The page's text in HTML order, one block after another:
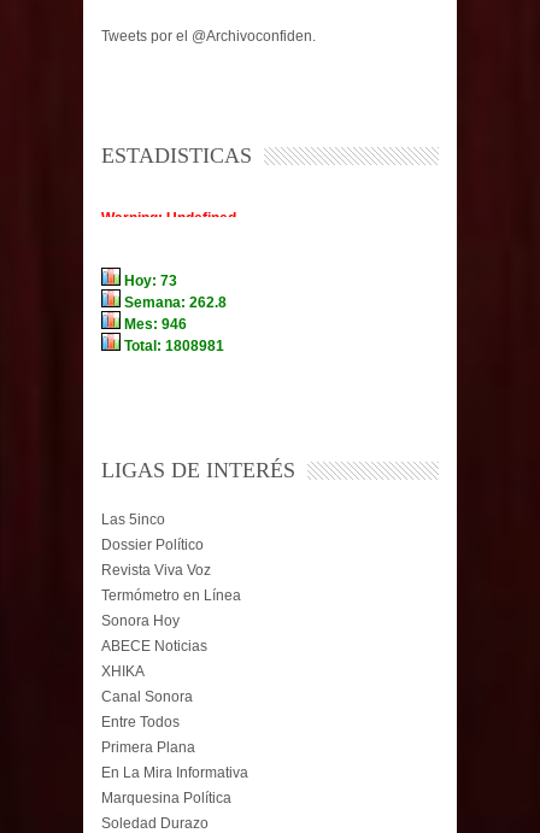
Tweets por el @Archivoconfiden.
ESTADISTICAS
LIGAS DE INTERÉS
Las 5inco
Dossier Político
Revista Viva Voz
Termómetro en Línea
Sonora Hoy
ABECE Noticias
XHIKA
Canal Sonora
Entre Todos
Primera Plana
En La Mira Informativa
Marquesina Política
Soledad Durazo